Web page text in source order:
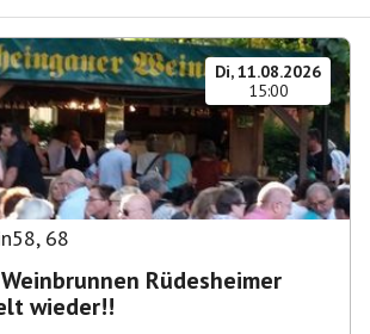
Di, 11.08.2026
15:00
, 68
Rüdesheimer
wieder!!